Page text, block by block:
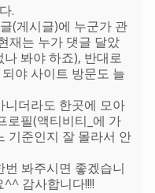
.
(게시글)에 누군가 관
재는 누가 댓글 달았
봐야 하죠), 반대로
야 사이트 방문도 늘
니더라도 한곳에 모아
로필(액티비티_에 가
기준인지 잘 몰라서 안
봐주시면 좋겠습니
감사합니다!!!!